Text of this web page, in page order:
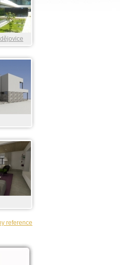
reference